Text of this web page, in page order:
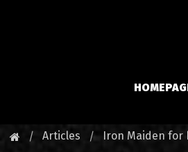
Articles Iron Maiden for